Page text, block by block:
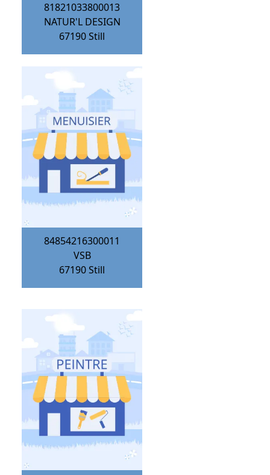
81821033800013
NATUR'L DESIGN
67190Still
84854216300011
VSB
67190Still